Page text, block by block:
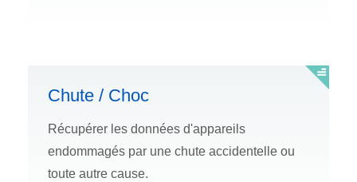
Chute / Choc
Récupérer les données d'appareils
endommagés par une chute accidentelle ou
toute autre cause.